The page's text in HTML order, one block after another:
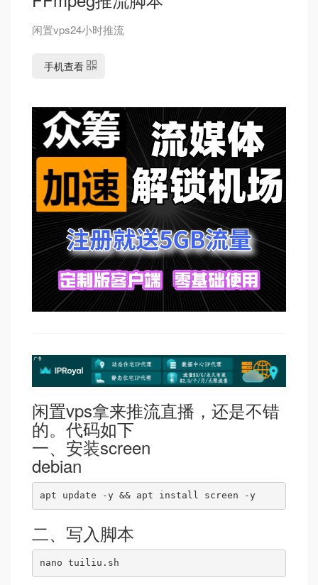
闲置vps24小时推流
手机查看
闲置vps拿来推流直播，还是不错
的。代码如下
一、安装screen
debian
apt update -y && apt install screen -y
二、写入脚本
nano tuiliu.sh